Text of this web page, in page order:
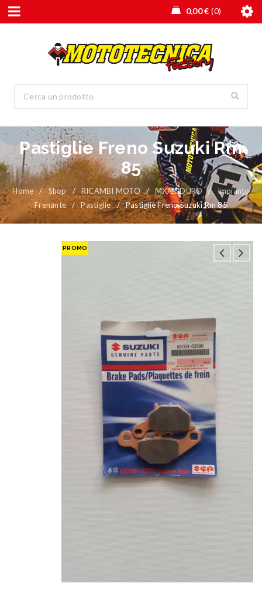
0,00€ 0
Pastiglie Freno Suzuki Rm
85
Home / Shop / RICAMBI MOTO / MX/ENDURO /
Impianto
Frenante
/ Pastiglie / Pastiglie Freno Suzuki Rm 85
PROMO